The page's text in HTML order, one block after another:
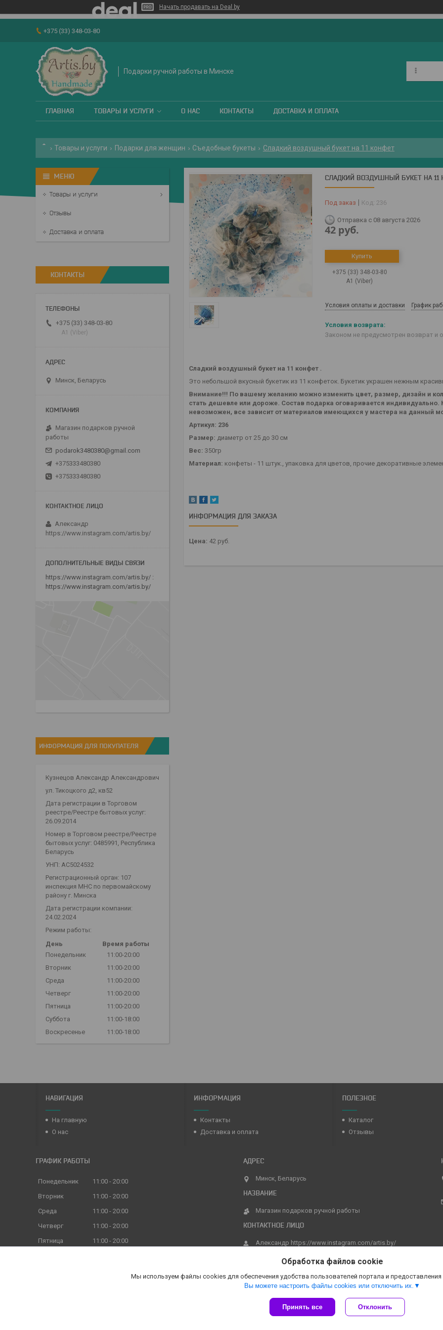
Начать продавать на Deal.by
+375 (33) 348-03-80
Подарки ручной работы в Минске
ГЛАВНАЯ ТОВАРЫ И УСЛУГИ О НАС КОНТАКТЫ ДОСТАВКА И ОПЛАТА
Товары и услуги Подарки для женщин Съедобные букеты Сладкий воздушный букет на 11 конфет
СЛАДКИЙ ВОЗДУШНЫЙ БУКЕТ НА 11
Под заказ Код: 236
Отправка с 08 августа 2026
42 руб.
Купить
+375 (33) 348-03-80
А1 (Viber)
Условия оплаты и доставки График
Законом не предусмотрен возврат и
Сладкий воздушный букет на 11 конфет .
Это небольшой вкусный букетик из 11 конфеток. Букетик украшен нежным
Внимание!!! По вашему желанию можно изменить цвет, размер, дизайн и
стать дешевле или дороже. Состав подарка оговаривается индивидуально.
невозможен, все зависит от материалов имеющихся у мастера на данный
Артикул: 236
Размер: диаметр от 25 до 30 см
Вес: 350гр
Материал: конфеты - 11 штук., упаковка для цветов, прочие декоративные
ИНФОРМАЦИЯ ДЛЯ ЗАКАЗА
Цена: 42 руб.
Товары и услуги
Отзывы
Доставка и оплата
КОНТАКТЫ
+375 (33) 348-03-80
А1 (Viber)
Минск, Беларусь
Магазин подарков ручной
работы
podarok3480380@gmail.com
+375333480380
+375333480380
Александр
https://www.instagram.com/artis.by/
https://www.instagram.com/artis.by/
https://www.instagram.com/artis.by/
ИНФОРМАЦИЯ ДЛЯ ПОКУПАТЕЛЯ
Кузнецов Александр Александрович
ул. Тикоцкого д2, кв52
Дата регистрации в Торговом
реестре/Реестре бытовых услуг:
26.09.2014
Номер в Торговом реестре/Реестре
бытовых услуг: 0485991, Республика
Беларусь
УНП: АС5024532
Регистрационный орган: 107
инспекция МНС по первомайскому
району г. Минска
Дата регистрации компании:
24.02.2024
Режим работы:
День
Время работы
Понедельник
11:00-20:00
Вторник
11:00-20:00
Среда
11:00-20:00
Четверг
11:00-20:00
Пятница
11:00-20:00
Суббота
11:00-18:00
Воскресенье
11:00-18:00
НАВИГАЦИЯ
На главную
О нас
ИНФОРМАЦИЯ
Контакты
Доставка и оплата
ПОЛЕЗНОЕ
Каталог
Отзывы
ГРАФИК РАБОТЫ
Понедельник 11:00
20:00
Вторник
11:00
20:00
Среда
11:00
20:00
Четверг
11:00
20:00
Пятница
11:00
20:00
Минск, Беларусь
Магазин подарков ручной работы
Александр https://www.instagram.com/artis.by/
Сайт создан на платформе Deal.by
Политика обработки файлов cookies
Обработка файлов cookie
Мы используем файлы cookies для обеспечения удобства пользователей портала и
Вы можете настроить файлы cookies или отключить их.
Принять все Отклонить